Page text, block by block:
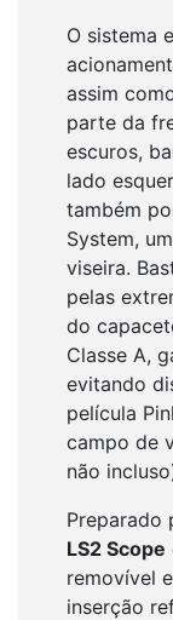
O sistema
assim
parte da
escuros,
lado
também
System,
viseira.
pelas
do
Classe A,
evitando
película
campo de
não
Preparado
LS2 Scope
removível
inserção